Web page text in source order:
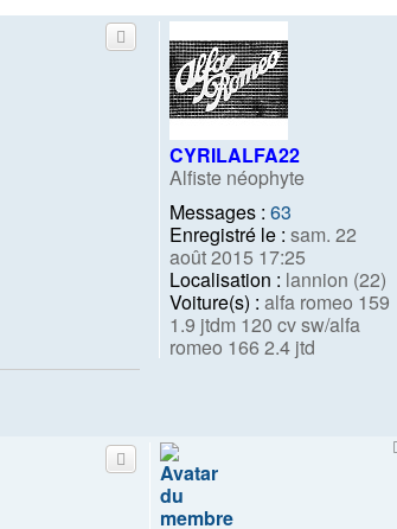
CYRILALFA22
Alfiste néophyte
Messages : 63
Enregistré le : sam. 22
août 2015 17:25
Localisation : lannion (22)
Voiture(s) : alfa romeo 159
1.9 jtdm 120 cv sw/alfa
romeo 166 2.4 jtd